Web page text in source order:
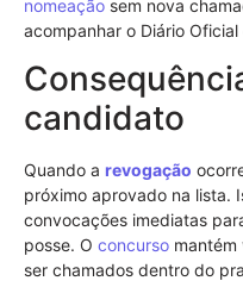
nomeação sem nova
acompanhar o Diário
candidato
Quando a revogação
próximo aprovado na lista.
convocações imediatas
posse. O concurso mantém
ser chamados dentro do